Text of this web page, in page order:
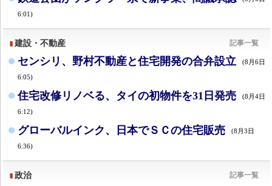
6:01)
建設・不動産 記事一覧
センシリ、野村不動産と住宅開発の合弁設立 (8月6日
6:05)
住宅改修リノベる、タイの初物件を31日発売 (8月4日
6:12)
グローバルインク、日本でＳＣの住宅販売 (8月3日
6:36)
政治 記事一覧